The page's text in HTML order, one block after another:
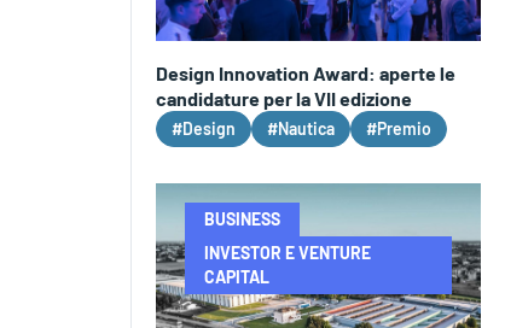
Design Innovation Award: aperte le
candidature per la VII edizione
#Design #Nautica #Premio
BUSINESS
INVESTOR E VENTURE
CAPITAL